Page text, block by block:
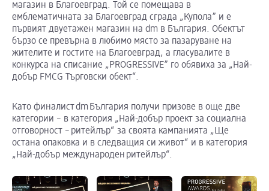
магазин в Благоевград. Той се помещава в
емблематичната за Благоевград сграда „Купола” и е
първият двуетажен магазин на dm в България. Обектът
бързо се превърна в любимо място за пазаруване на
жителите и гостите на Благоевград, а гласувалите в
конкурса на списание „PROGRESSIVE” го обявиха за „Най-
добър FMCG Търговски обект“.
Като финалист dm България получи призове в още две
категории – в категория „Най-добър проект за социална
отговорност – ритейлър“ за своята кампанията „Ще
остана опаковка и в следващия си живот“ и в категория
„Най-добър международен ритейлър“.